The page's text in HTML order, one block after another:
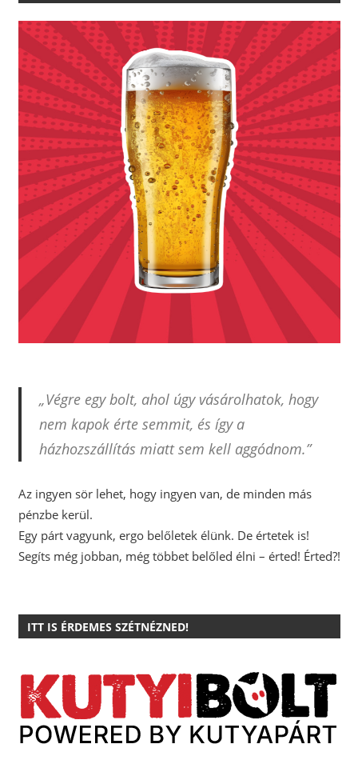
„Végre egy bolt, ahol úgy vásárolhatok, hogy
nem kapok érte semmit, és így a
házhozszállítás miatt sem kell aggódnom.”
Az ingyen sör lehet, hogy ingyen van, de minden más
pénzbe kerül.
Egy párt vagyunk, ergo belőletek élünk. De értetek is!
Segíts még jobban, még többet belőled élni – érted! Érted?!
ITT IS ÉRDEMES SZÉTNÉZNED!